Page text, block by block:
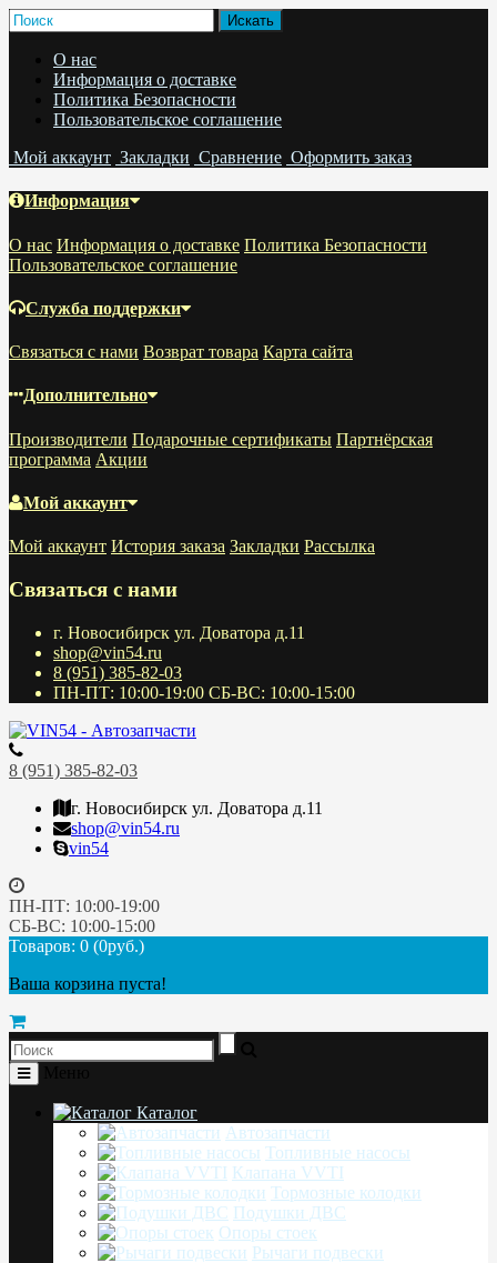
О нас
Информация о доставке
Политика Безопасности
Пользовательское соглашение
Мой аккаунт Закладки Сравнение Оформить заказ
Информация
О нас Информация о доставке Политика Безопасности
Пользовательское соглашение
Служба поддержки
Связаться с нами Возврат товара Карта сайта
Дополнительно
Производители Подарочные сертификаты Партнёрская
программа Акции
Мой аккаунт
Мой аккаунт История заказа Закладки Рассылка
Связаться с нами
г. Новосибирск ул. Доватора д.11
shop@vin54.ru
8 (951) 385-82-03
ПН-ПТ: 10:00-19:00 СБ-ВС: 10:00-15:00
8 (951) 385-82-03
г. Новосибирск ул. Доватора д.11
shop@vin54.ru
vin54
ПН-ПТ: 10:00-19:00
СБ-ВС: 10:00-15:00
Товаров: 0 (0руб.)
Ваша корзина пуста!
Каталог
Автозапчасти
Топливные насосы
Клапана VVTI
Тормозные колодки
Подушки ДВС
Опоры стоек
Рычаги подвески